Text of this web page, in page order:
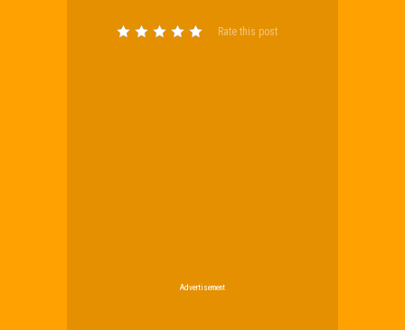
Rate this post
Advertisement